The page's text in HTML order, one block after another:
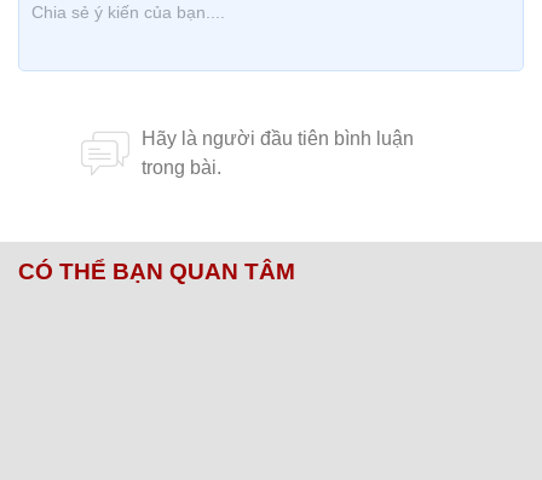
CÓ THỂ BẠN QUAN TÂM